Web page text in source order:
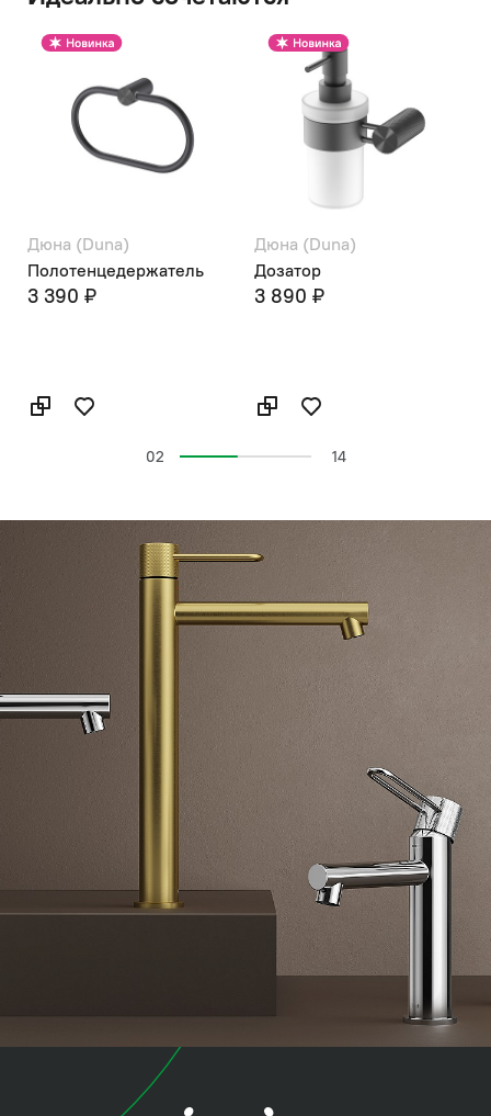
Дюна (Duna)
Полотенцедержатель
3 390 ₽
Дюна (Duna)
Дозатор
3 890 ₽
02 14
коллекция